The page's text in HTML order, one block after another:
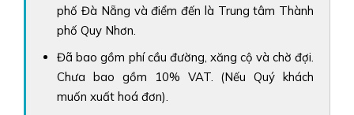
phố Đà Nẵng và điểm đến là Trung tâm Thành
phố Quy Nhơn.
Đã bao gồm phí cầu đường, xăng cộ và chờ đợi.
Chưa bao gồm 10% VAT. (Nếu Quý khách
muốn xuất hoá đơn).